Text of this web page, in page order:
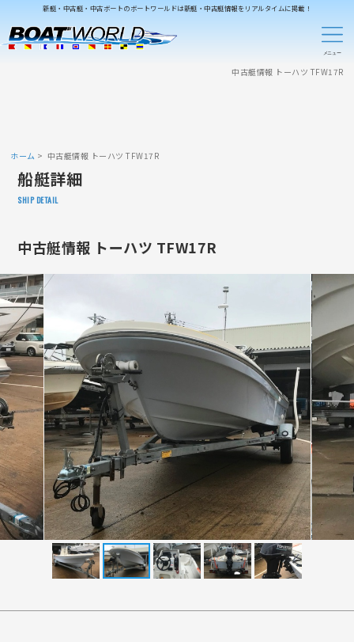
新艇・中古艇・中古ボートのボートワールドは新艇・中古艇情報をリアルタイムに掲載！
中古艇情報 トーハツ TFW17R
ホーム 中古艇情報 トーハツ TFW17R
船艇詳細
SHIP DETAIL
中古艇情報 トーハツ TFW17R